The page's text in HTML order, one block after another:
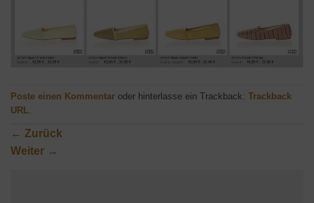
Poste einen Kommentar oder hinterlasse ein Trackback: Trackback
URL.
← Zurück
Weiter →